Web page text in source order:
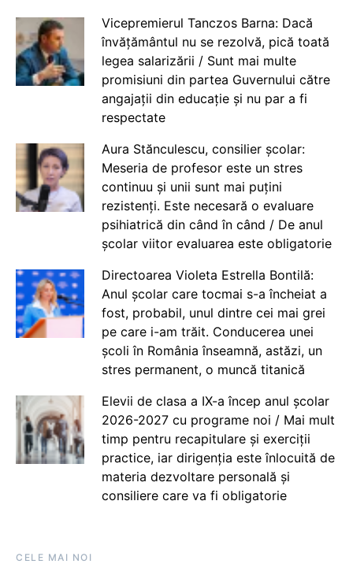
Vicepremierul Tanczos Barna: Dacă
învățământul nu se rezolvă, pică toată
legea salarizării / Sunt mai multe
promisiuni din partea Guvernului către
angajații din educație și nu par a fi
respectate
Aura Stănculescu, consilier școlar:
Meseria de profesor este un stres
continuu și unii sunt mai puțini
rezistenți. Este necesară o evaluare
psihiatrică din când în când / De anul
școlar viitor evaluarea este obligatorie
Directoarea Violeta Estrella Bontilă:
Anul școlar care tocmai s-a încheiat a
fost, probabil, unul dintre cei mai grei
pe care i-am trăit. Conducerea unei
școli în România înseamnă, astăzi, un
stres permanent, o muncă titanică
Elevii de clasa a IX-a încep anul școlar
2026-2027 cu programe noi / Mai mult
timp pentru recapitulare și exerciții
practice, iar dirigenția este înlocuită de
materia dezvoltare personală și
consiliere care va fi obligatorie
CELE MAI NOI